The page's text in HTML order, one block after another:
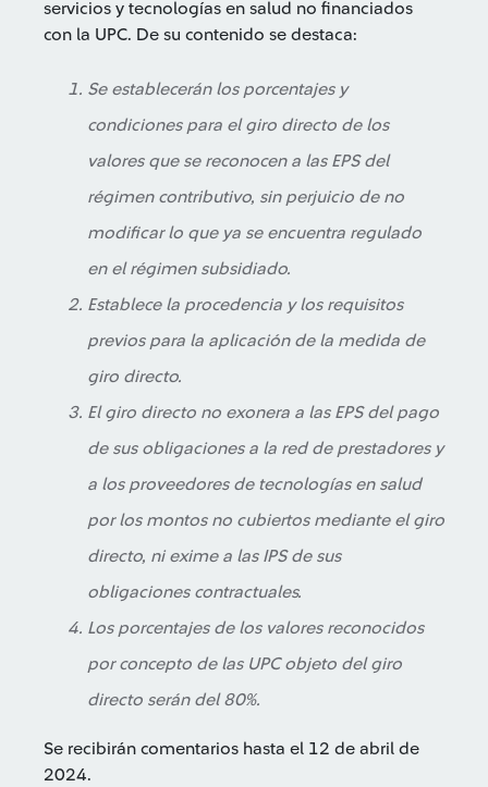
servicios y tecnologías en salud no financiados
con la UPC. De su contenido se destaca:
Se establecerán los porcentajes y
condiciones para el giro directo de los
valores que se reconocen a las EPS del
régimen contributivo, sin perjuicio de no
modificar lo que ya se encuentra regulado
en el régimen subsidiado.
Establece la procedencia y los requisitos
previos para la aplicación de la medida de
giro directo.
El giro directo no exonera a las EPS del pago
de sus obligaciones a la red de prestadores y
a los proveedores de tecnologías en salud
por los montos no cubiertos mediante el giro
directo, ni exime a las IPS de sus
obligaciones contractuales.
Los porcentajes de los valores reconocidos
por concepto de las UPC objeto del giro
directo serán del 80%.
Se recibirán comentarios hasta el 12 de abril de
2024.